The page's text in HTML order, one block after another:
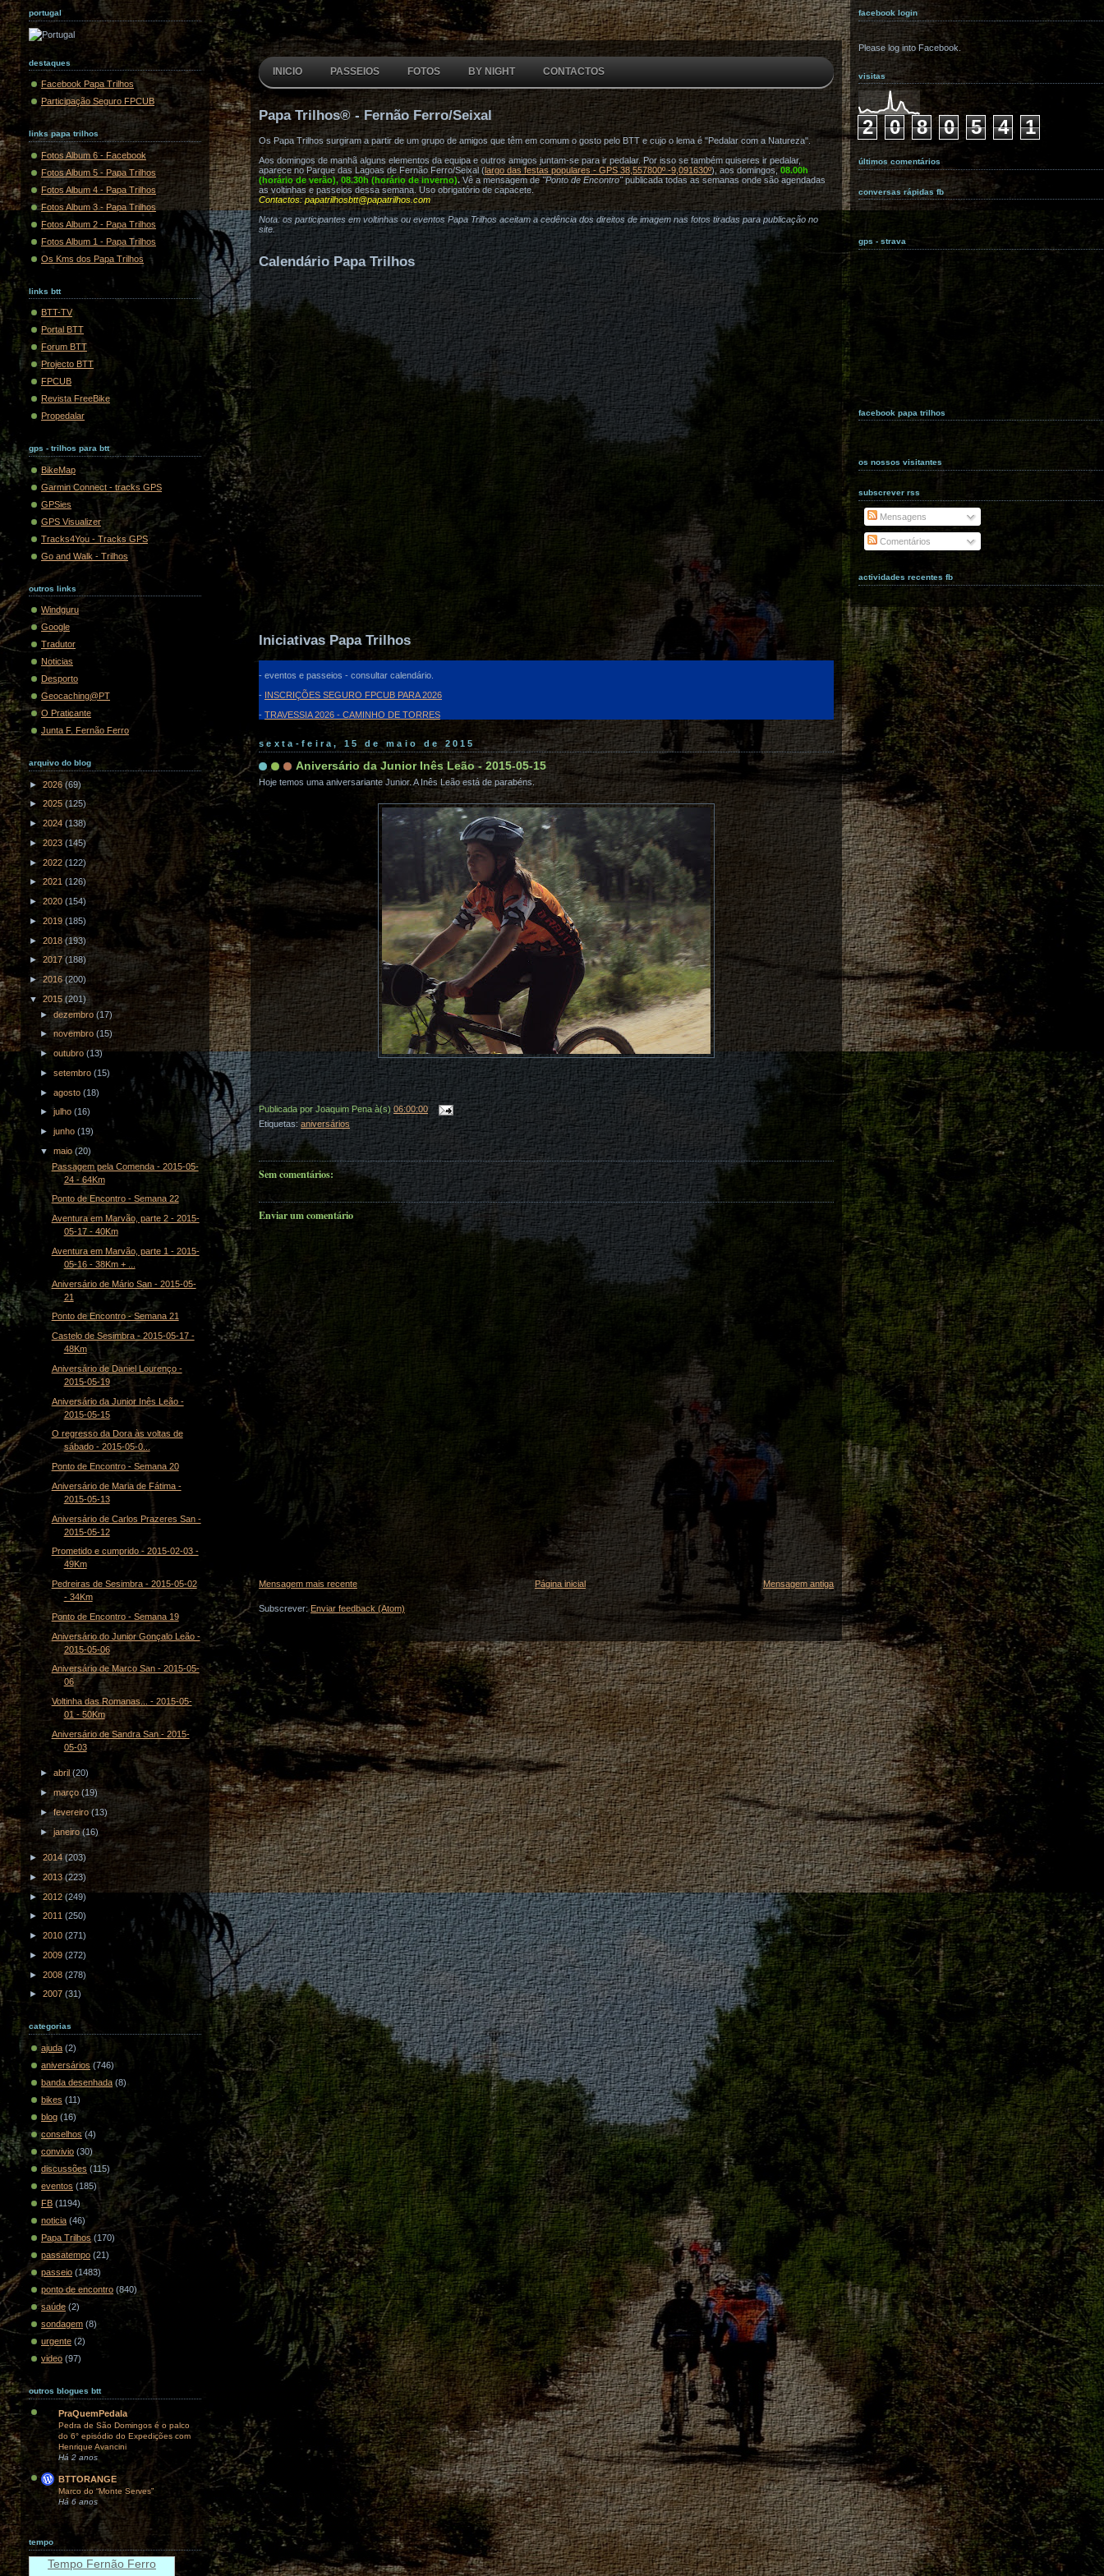
portugal
destaques
Facebook Papa Trilhos
Participação Seguro FPCUB
links papa trilhos
Fotos Album 6 - Facebook
Fotos Album 5 - Papa Trilhos
Fotos Album 4 - Papa Trilhos
Fotos Album 3 - Papa Trilhos
Fotos Album 2 - Papa Trilhos
Fotos Album 1 - Papa Trilhos
Os Kms dos Papa Trilhos
links btt
BTT-TV
Portal BTT
Forum BTT
Projecto BTT
FPCUB
Revista FreeBike
Propedalar
gps - trilhos para btt
BikeMap
Garmin Connect - tracks GPS
GPSies
GPS Visualizer
Tracks4You - Tracks GPS
Go and Walk - Trilhos
outros links
Windguru
Google
Tradutor
Noticias
Desporto
Geocaching@PT
O Praticante
Junta F. Fernão Ferro
arquivo do blog
►2026 (69)
► 2025 (125)
► 2024 (138)
► 2023 (145)
► 2022 (122)
► 2021 (126)
► 2020 (154)
► 2019 (185)
► 2018(193)
► 2017(188)
►2016(200)
▼ 2015 (201)
►dezembro(17)
►novembro(15)
►outubro(13)
►setembro(15)
►agosto(18)
►julho(16)
►junho(19)
▼maio(20)
Passagem pela Comenda - 2015-05-
24 - 64Km
Ponto de Encontro - Semana 22
Aventura em Marvão, parte 2 - 2015-
05-17 - 40Km
Aventura em Marvão, parte 1 - 2015-
05-16 - 38Km + ...
Aniversário de Mário San - 2015-05-
21
Ponto de Encontro - Semana 21
Castelo de Sesimbra - 2015-05-17 -
48Km
Aniversário de Daniel Lourenço -
2015-05-19
Aniversário da Junior Inês Leão -
2015-05-15
O regresso da Dora às voltas de
sábado - 2015-05-0...
Ponto de Encontro - Semana 20
Aniversário de Maria de Fátima -
2015-05-13
Aniversário de Carlos Prazeres San -
2015-05-12
Prometido e cumprido - 2015-02-03 -
49Km
Pedreiras de Sesimbra - 2015-05-02
- 34Km
Ponto de Encontro - Semana 19
Aniversário do Junior Gonçalo Leão -
2015-05-06
Aniversário de Marco San - 2015-05-
06
Voltinha das Romanas... - 2015-05-
01 - 50Km
Aniversário de Sandra San - 2015-
05-03
►abril(20)
►março(19)
►fevereiro(13)
►janeiro(16)
► 2014(203)
► 2013(223)
► 2012 (249)
► 2011 (250)
► 2010 (271)
► 2009 (272)
► 2008 (278)
► 2007 (31)
categorias
ajuda (2)
aniversários (746)
banda desenhada (8)
bikes (11)
blog (16)
conselhos (4)
convivio (30)
discussões (115)
eventos (185)
FB (1194)
noticia (46)
Papa Trilhos (170)
passatempo (21)
passeio (1483)
ponto de encontro (840)
saúde (2)
sondagem (8)
urgente (2)
video (97)
outros blogues btt
PraQuemPedala
Pedra de São Domingos é o palco
do 6° episódio do Expedições com
Henrique Avancini
Há 2 anos
BTTORANGE
Marco do “Monte Serves”
Há 6 anos
tempo
Tempo Fernão Ferro
INICIO PASSEIOS FOTOS BY NIGHT CONTACTOS
Papa Trilhos® - Fernão Ferro/Seixal
Os Papa Trilhos surgiram a partir de um grupo de amigos que têm em comum o gosto pelo BTT e cujo o lema é "Pedalar com a Natureza".
Aos domingos de manhã alguns elementos da equipa e outros amigos juntam-se para ir pedalar. Por isso se também quiseres ir pedalar,
aparece no Parque das Lagoas de Fernão Ferro/Seixal (largo das festas populares - GPS 38,557800º -9,091630º), aos domingos,08.00h
(horário de verão), 08.30h (horário de inverno).Vê a mensagem de"Ponto de Encontro"publicada todas as semanas onde são agendadas
as voltinhas e passeios dessa semana. Uso obrigatório de capacete.
Contactos: papatrilhosbtt@papatrilhos.com
Nota: os participantes em voltinhas ou eventos Papa Trilhos aceitam a cedência dos direitos de imagem nas fotos tiradas para publicação no
site.
Calendário Papa Trilhos
Iniciativas Papa Trilhos
- eventos e passeios - consultar calendário.
- INSCRIÇÕES SEGURO FPCUB PARA 2026
- TRAVESSIA 2026 - CAMINHO DE TORRES
sexta-feira, 15 de maio de 2015
Aniversário da Junior Inês Leão - 2015-05-15
Hoje temos uma aniversariante Junior. A Inês Leão está de parabéns.
Publicada por Joaquim Pena à(s)06:00:00
Etiquetas: aniversários
Sem comentários:
Enviar um comentário
Mensagem mais recente Mensagem antiga
Página inicial
Subscrever: Enviar feedback (Atom)
facebook login
Please log into Facebook.
visitas
2 0 8 0 5 4 1
últimos comentários
conversas rápidas fb
gps - strava
facebook papa trilhos
os nossos visitantes
subscrever rss
Mensagens
Comentários
actividades recentes fb